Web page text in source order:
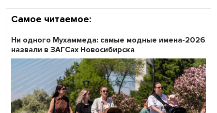
Самое читаемое:
Ни одного Мухаммеда: самые модные имена-2026
назвали в ЗАГСах Новосибирска